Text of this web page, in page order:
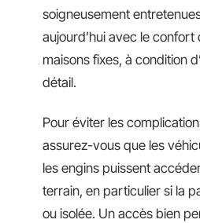
soigneusement
aujourd’hui avec le
maisons fixes, à condition
détail.
Pour éviter les
assurez-vous que les
les engins puissent
terrain, en particulier si la
ou isolée. Un accès bien